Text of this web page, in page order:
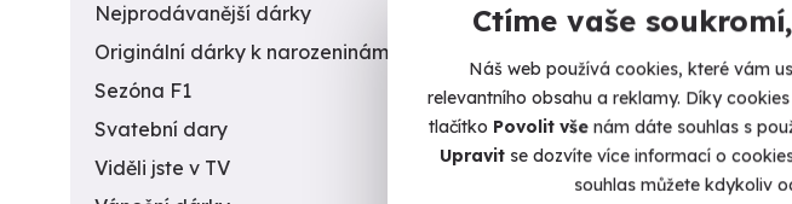
Ctíme vaše
Náš web používá cookies, které vám
relevantního obsahu a reklamy. Díky
tlačítko Povolit vše nám dáte souhlas s
Upravitse dozvíte více informací o
souhlas můžete kdykoliv
Nejprodávanější dárky
Originální dárky k narozeninám
Sezóna F1
4
Svatební dary
196
Viděli jste v TV
31